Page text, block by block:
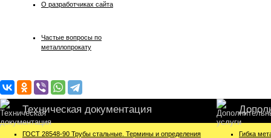
О разработчиках сайта
Частые вопросы по
металлопрокату
Техническая документация
ГОСТ 28548-90 Трубы стальные. Термины и определения
Гибка